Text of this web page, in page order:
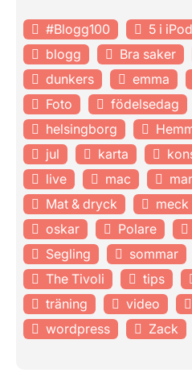
#Blogg100 5 i
blogg
Bra saker
dunkers
emma
Foto
födelsedag
helsingborg
jul
karta
live
mac
Mat & dryck
meck
oskar
Polare
Segling
sommar
The Tivoli
tips
träning
video
wordpress
Zack